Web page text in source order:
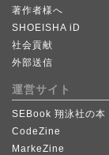
著作者様へ
SHOEISHA iD
社会貢献
外部送信
運営サイト
SEBook 翔泳社の本
CodeZine
MarkeZine